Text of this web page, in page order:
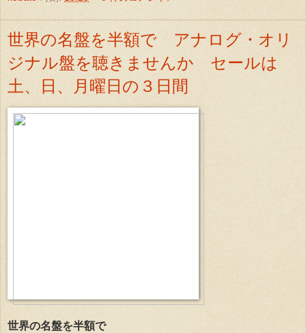
世界の名盤を半額で アナログ・オリ
ジナル盤を聴きませんか セールは
土、日、月曜日の３日間
世界の名盤を半額で